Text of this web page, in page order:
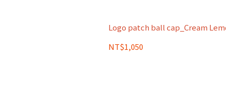
Logo patch ball cap_Cream
NT$1,050